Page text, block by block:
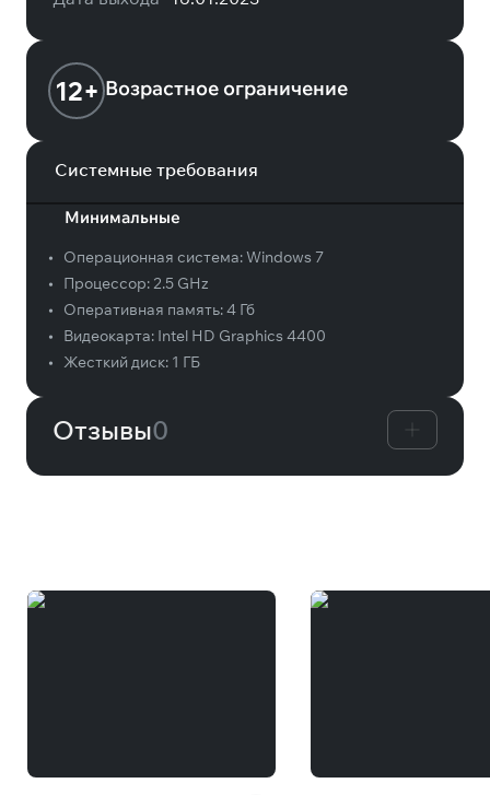
12+ Возрастное ограничение
Системные требования
Минимальные
• Операционная система:Windows 7
•
Процессор:2.5 GHz
•
Оперативная память:4 Гб
•
Видеокарта: Intel HD Graphics 4400
•
Жесткий диск: 1 ГБ
Отзывы0